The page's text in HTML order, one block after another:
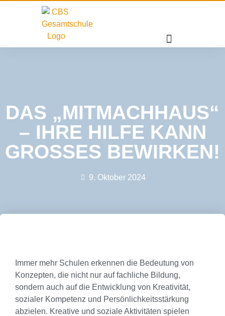
DAS „MITMACHHAUS“
– IHRE HILFE KANN
GROSSES BEWIRKEN!
9. Oktober 2024
Immer mehr Schulen erkennen die Bedeutung von
Konzepten, die nicht nur auf fachliche Bildung,
sondern auch auf die Entwicklung von Kreativität,
sozialer Kompetenz und Persönlichkeitsstärkung
abzielen. Kreative und soziale Aktivitäten spielen